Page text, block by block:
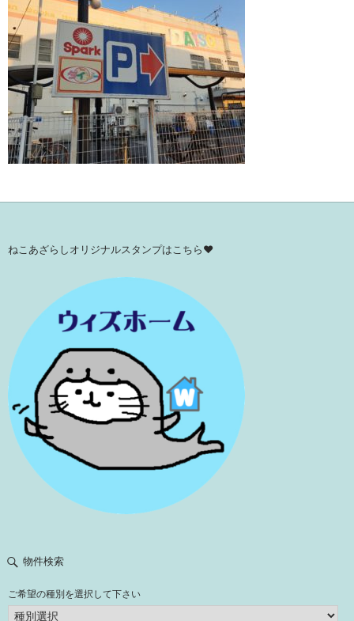
ねこあざらしオリジナルスタンプはこちら♥
物件検索
ご希望の種別を選択して下さい